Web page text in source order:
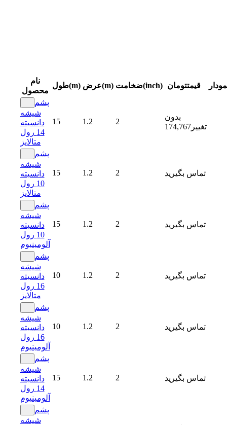
نام
محصول
طول(m) عرض(m) ضخامت(inch) قیمتتومان
پشم
شیشه
دانسیته
14 رول
متالایز
15 1.2 2
بدون
تغییر174,767
پشم
شیشه
دانسیته
10 رول
متالایز
15 1.2 2 تماس بگیرید
پشم
شیشه
دانسیته
10 رول
آلومینیوم
15 1.2 2 تماس بگیرید
پشم
شیشه
دانسیته
16 رول
متالایز
10 1.2 2 تماس بگیرید
پشم
شیشه
دانسیته
16 رول
آلومینیوم
10 1.2 2 تماس بگیرید
پشم
شیشه
دانسیته
14 رول
آلومینیوم
15 1.2 2 تماس بگیرید
پشم
شیشه